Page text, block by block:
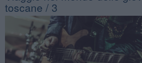
toscane / 3